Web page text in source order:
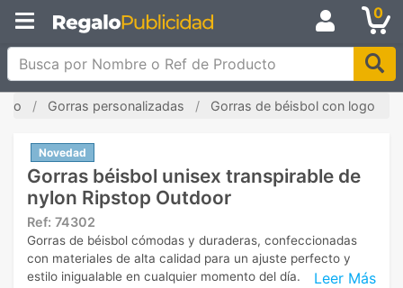
0
Busca por Nombre o Ref de Producto
Gorras personalizadas Gorras de béisbol con logo
Novedad
Gorras béisbol unisex transpirable de
nylon Ripstop Outdoor
Ref: 74302
Leer Más
Gorras de béisbol cómodas y duraderas, confeccionadas
con materiales de alta calidad para un ajuste perfecto y
estilo inigualable en cualquier momento del día.